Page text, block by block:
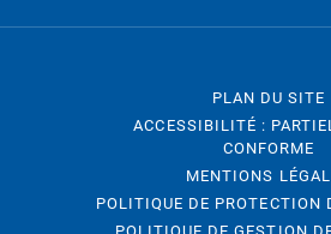
PLAN DU SITE
ACCESSIBILITÉ :
CONFORME
MENTIONS
POLITIQUE DE PROTECTION